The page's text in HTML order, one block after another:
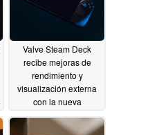
Valve Steam Deck
recibe mejoras de
rendimiento y
visualización externa
con la nueva
actualización Steam
Deck OS 3.509/20/2023